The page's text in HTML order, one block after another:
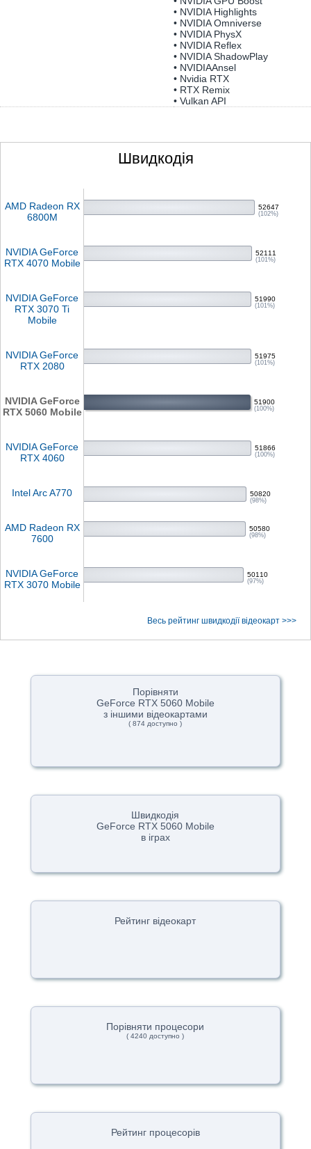
• NVIDIA Highlights
• NVIDIA Omniverse
• NVIDIA PhysX
• NVIDIA Reflex
• NVIDIA ShadowPlay
• NVIDIAAnsel
• Nvidia RTX
• RTX Remix
• Vulkan API
Швидкодія
AMD Radeon RX
6800M
52647
(102%)
NVIDIA GeForce
RTX 4070 Mobile
52111
(101%)
NVIDIA GeForce
RTX 3070 Ti
Mobile
51990
(101%)
NVIDIA GeForce
RTX 2080
51975
(101%)
NVIDIA GeForce
RTX 5060 Mobile
51900
(100%)
NVIDIA GeForce
RTX 4060
51866
(100%)
Intel Arc A770 50820
(98%)
AMD Radeon RX
7600
50580
(98%)
NVIDIA GeForce
RTX 3070 Mobile
50110
(97%)
Весь рейтинг швидкодії відеокарт >>>
Порівняти
GeForce RTX 5060 Mobile
з іншими відеокартами
( 874 доступно )
Швидкодія
GeForce RTX 5060 Mobile
в іграх
Рейтинг відеокарт
Порівняти процесори
( 4240 доступно )
Рейтинг процесорів